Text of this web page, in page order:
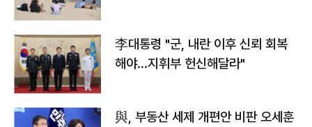
李대통령 "군, 내란 이후 신뢰 회복
해야…지휘부 헌신해달라"
與, 부동산 세제 개편안 비판 오세훈